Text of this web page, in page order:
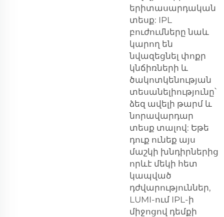
երիտասարդական
տեսք: IPL
բուժումները նաև
կարող են
նվազեցնել փոքր
կնճիռների և
ծակոտկենության
տեսանելիությունը՝
ձեզ ավելի թարմ և
նորավարդար
տեսք տալով: Եթե
դուք ունեք այս
մաշկի խնդիրներից
որևէ մեկի հետ
կապված
դժվարություններ,
LUMI-ում IPL-ի
միջոցով դեմքի